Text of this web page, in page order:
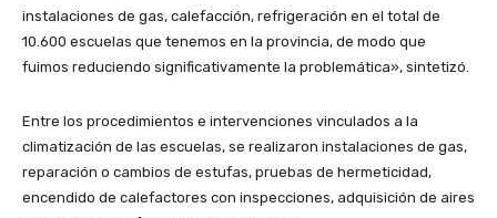
instalaciones de gas, calefacción, refrigeración en el total de
10.600 escuelas que tenemos en la provincia, de modo que
fuimos reduciendo significativamente la problemática», sintetizó.
Entre los procedimientos e intervenciones vinculados a la
climatización de las escuelas, se realizaron instalaciones de gas,
reparación o cambios de estufas, pruebas de hermeticidad,
encendido de calefactores con inspecciones, adquisición de aires